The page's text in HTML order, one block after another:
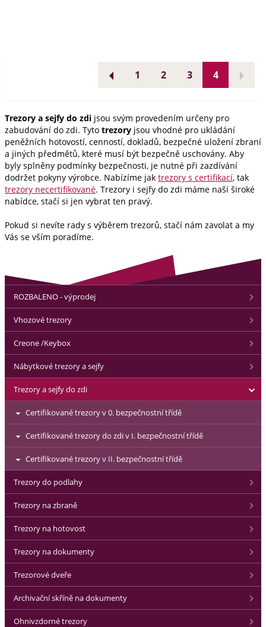
1 2 3 4
Trezory a sejfy do zdi jsou svým provedením určeny pro
zabudování do zdi. Tyto trezory jsou vhodné pro ukládání
peněžních hotovostí, cenností, dokladů, bezpečné uložení zbraní
a jiných předmětů, které musí být bezpečně uschovány. Aby
byly splněny podmínky bezpečnosti, je nutné při zazdívání
dodržet pokyny výrobce. Nabízíme jak trezory s certifikací, tak
trezory necertifikované. Trezory i sejfy do zdi máme naší široké
nabídce, stačí si jen vybrat ten pravý.
Pokud si nevíte rady s výběrem trezorů, stačí nám zavolat a my
Vás se vším poradíme.
ROZBALENO - výprodej
Vhozové trezory
Creone /Keybox
Nábytkové trezory a sejfy
Trezory a sejfy do zdi
Certifikované trezory v 0. bezpečnostní třídě
Certifikované trezory do zdi v I. bezpečnostní třídě
Certifikované trezory v II. bezpečnostní třídě
Trezory do podlahy
Trezory na zbraně
Trezory na hotovost
Trezory na dokumenty
Trezorové dveře
Archivační skříně na dokumenty
Ohnivzdorné trezory